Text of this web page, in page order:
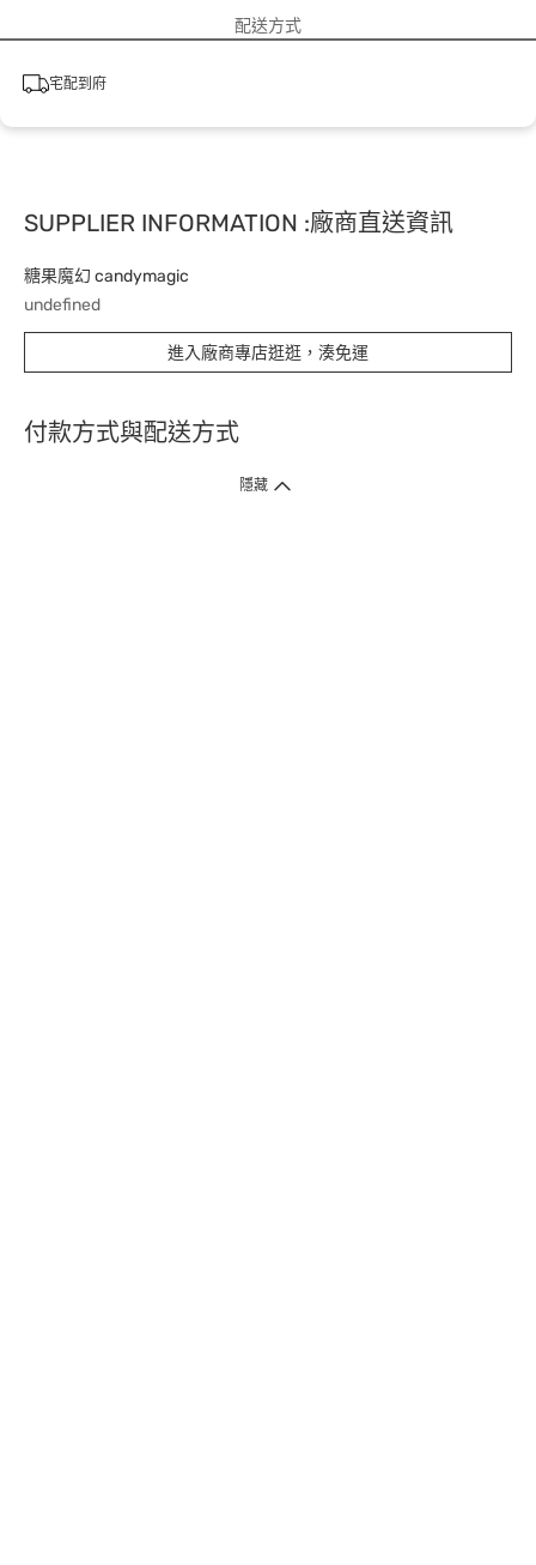
配送方式
宅配到府
SUPPLIER INFORMATION :廠商直送資訊
糖果魔幻 candymagic
undefined
進入廠商專店逛逛，湊免運
付款方式與配送方式
隱藏